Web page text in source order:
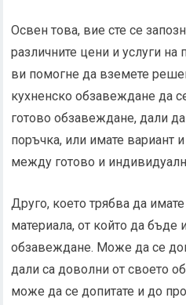
Освен това, вие сте се
различните цени и услуги на
ви помогне да вземете
кухненско обзавеждане да
готово обзавеждане, дали
поръчка, или имате вариант
между готово и
Друго, което трябва да
материала, от който да бъде
обзавеждане. Може да се
дали са доволни от своето
може да се допитате и до